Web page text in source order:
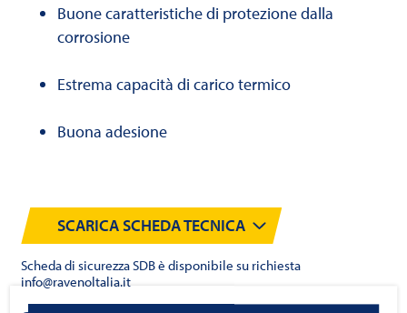
Buone caratteristiche di protezione dalla
corrosione
Estrema capacità di carico termico
Buona adesione
SCARICA SCHEDA TECNICA
Scheda di sicurezza SDB è disponibile su richiesta
info@ravenoltalia.it